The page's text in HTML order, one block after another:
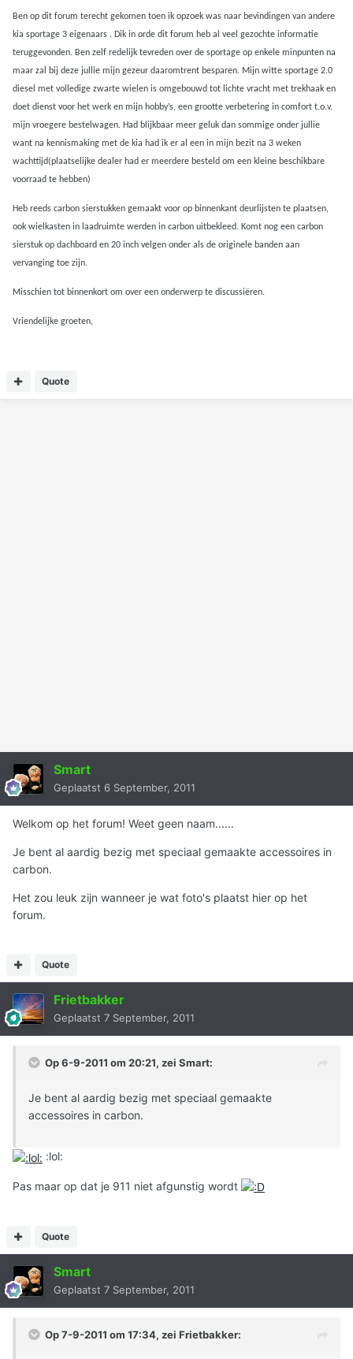
Ben op dit forum terecht gekomen toen ik opzoek was naar bevindingen van andere
kia sportage 3 eigenaars . Dik in orde dit forum heb al veel gezochte informatie
teruggevonden. Ben zelf redelijk tevreden over de sportage op enkele minpunten na
maar zal bij deze jullie mijn gezeur daaromtrent besparen. Mijn witte sportage 2.0
diesel met volledige zwarte wielen is omgebouwd tot lichte vracht met trekhaak en
doet dienst voor het werk en mijn hobby’s, een grootte verbetering in comfort t.o.v.
mijn vroegere bestelwagen. Had blijkbaar meer geluk dan sommige onder jullie
want na kennismaking met de kia had ik er al een in mijn bezit na 3 weken
wachttijd(plaatselijke dealer had er meerdere besteld om een kleine beschikbare
voorraad te hebben)
Heb reeds carbon sierstukken gemaakt voor op binnenkant deurlijsten te plaatsen,
ook wielkasten in laadruimte werden in carbon uitbekleed. Komt nog een carbon
sierstuk op dachboard en 20 inch velgen onder als de originele banden aan
vervanging toe zijn.
Misschien tot binnenkort om over een onderwerp te discussiëren.
Vriendelijke groeten,
Quote
Smart
Geplaatst 6 September, 2011
Welkom op het forum! Weet geen naam......
Je bent al aardig bezig met speciaal gemaakte accessoires in
carbon.
Het zou leuk zijn wanneer je wat foto's plaatst hier op het
forum.
Quote
Frietbakker
Geplaatst 7 September, 2011
Op 6-9-2011 om 20:21, zei Smart:
Je bent al aardig bezig met speciaal gemaakte
accessoires in carbon.
:lol:
Pas maar op dat je 911 niet afgunstig wordt
Quote
Smart
Geplaatst 7 September, 2011
Op 7-9-2011 om 17:34, zei Frietbakker: